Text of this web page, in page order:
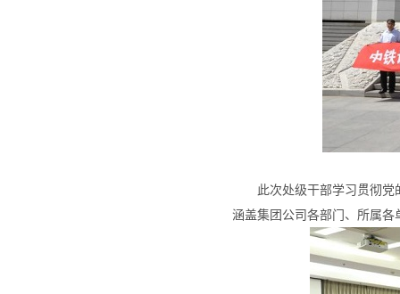
此次处级干部学习贯彻
涵盖集团公司各部门、所属